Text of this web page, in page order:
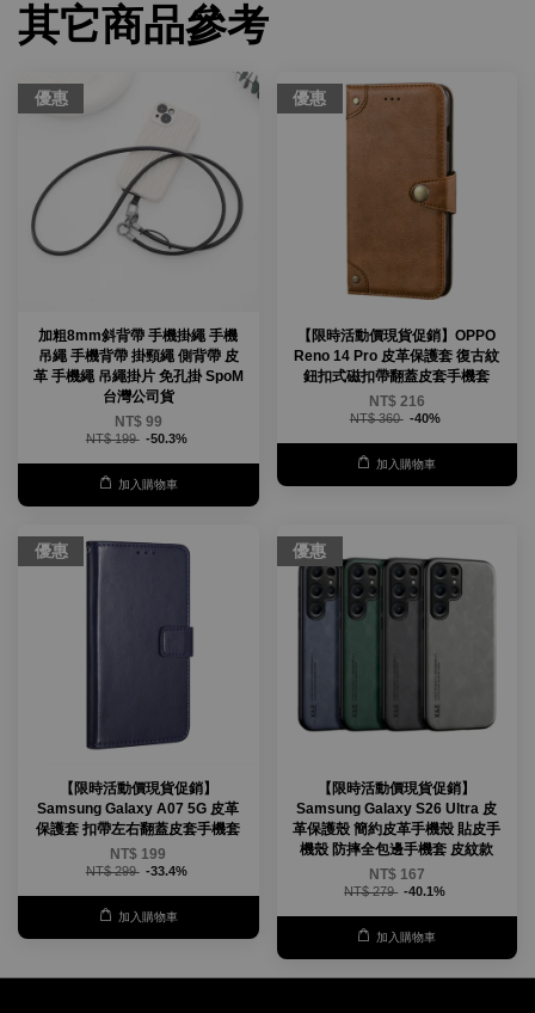
其它商品參考
優惠
加粗8mm斜背帶 手機掛繩 手機
吊繩 手機背帶 掛頸繩 側背帶 皮
革 手機繩 吊繩掛片 免孔掛 SpoM
台灣公司貨
NT$ 99
NT$ 199 -50.3%
加入購物車
優惠
【限時活動價現貨促銷】OPPO
Reno 14 Pro 皮革保護套 復古紋
鈕扣式磁扣帶翻蓋皮套手機套
NT$ 216
NT$ 360 -40%
加入購物車
優惠
【限時活動價現貨促銷】
Samsung Galaxy A07 5G 皮革
保護套 扣帶左右翻蓋皮套手機套
NT$ 199
NT$ 299 -33.4%
加入購物車
優惠
【限時活動價現貨促銷】
Samsung Galaxy S26 Ultra 皮
革保護殼 簡約皮革手機殼 貼皮手
機殼 防摔全包邊手機套 皮紋款
NT$ 167
NT$ 279 -40.1%
加入購物車